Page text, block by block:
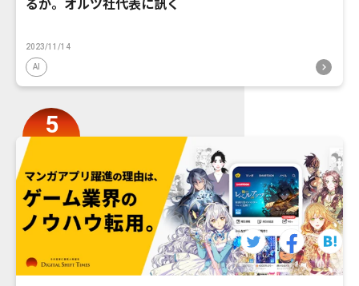
るか。オルツ社代表に訊く
2023/11/14
AI